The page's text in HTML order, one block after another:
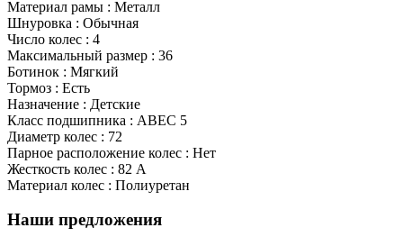
Материал рамы : Металл
Шнуровка : Обычная
Число колес : 4
Максимальный размер : 36
Ботинок : Мягкий
Тормоз : Есть
Назначение : Детские
Класс подшипника : ABEC 5
Диаметр колес : 72
Парное расположение колес : Нет
Жесткость колес : 82 A
Материал колес : Полиуретан
Наши предложения